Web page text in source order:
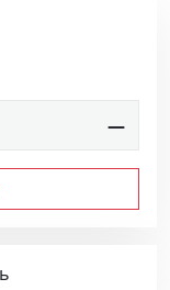
—